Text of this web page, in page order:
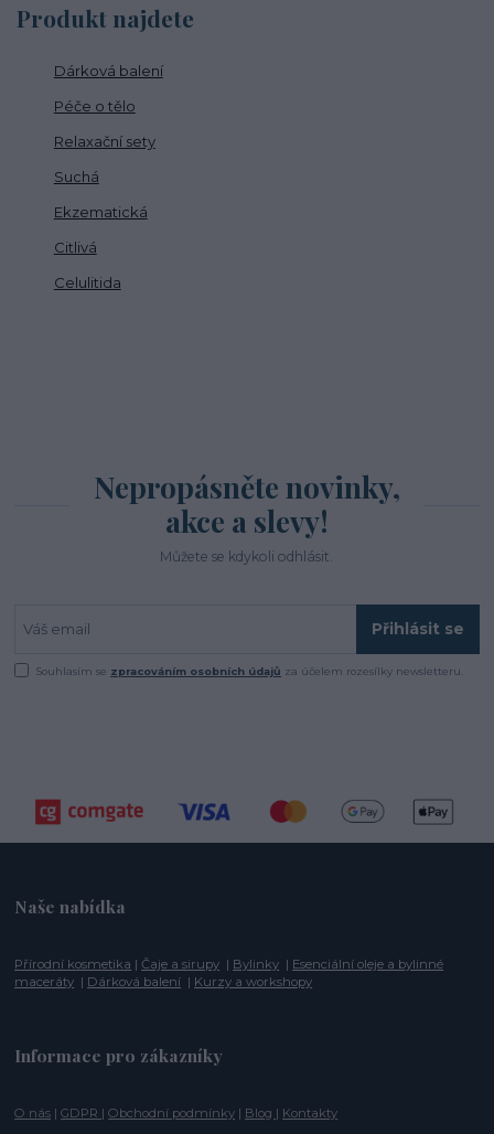
Produkt najdete
Dárková balení
Péče o tělo
Relaxační sety
Suchá
Ekzematická
Citlivá
Celulitida
Nepropásněte novinky,
akce a slevy!
Můžete se kdykoli odhlásit.
Přihlásit se
Souhlasím se zpracováním osobních údajů za účelem rozesílky newsletteru.
Naše nabídka
Přírodní kosmetika |Čaje a sirupy | Bylinky | Esenciální oleje a bylinné
maceráty | Dárková balení | Kurzy a workshopy
Informace pro zákazníky
O nás |GDPR |Obchodní podmínky | Blog | Kontakty